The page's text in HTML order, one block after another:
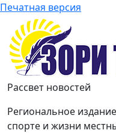
Печатная версия
Зори
Рассвет новостей
Региональное
спорте и жизни